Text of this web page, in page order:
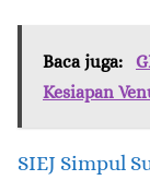
Baca juga:
Kesiapan
SIEJ Simpul